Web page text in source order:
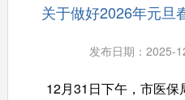
关于做好2026年元旦
发布日期：2025-
12月31日下午，市医保